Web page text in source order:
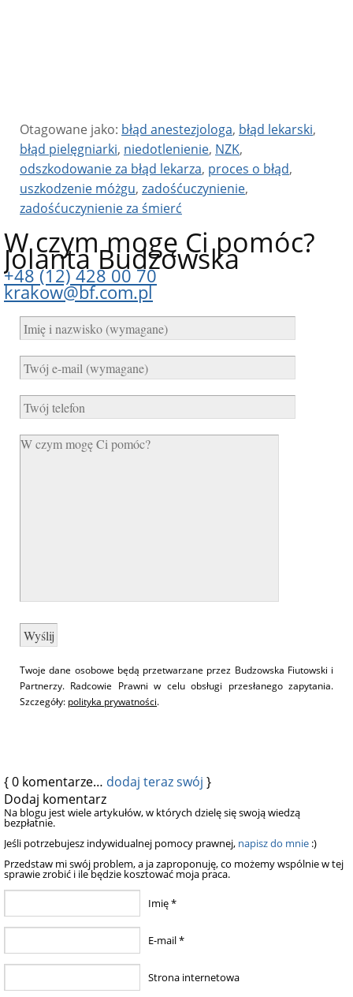
Otagowane jako: błąd anestezjologa, błąd lekarski,
błąd pielęgniarki, niedotlenienie, NZK,
odszkodowanie za błąd lekarza, proces o błąd,
uszkodzenie móżgu, zadośćuczynienie,
zadośćuczynienie za śmierć
W czym mogę Ci pomóc?
Jolanta Budzowska
+48 (12) 428 00 70
krakow@bf.com.pl
Twoje dane osobowe będą przetwarzane przez Budzowska Fiutowski i
Partnerzy. Radcowie Prawni w celu obsługi przesłanego zapytania.
Szczegóły: polityka prywatności.
{0 komentarze… dodaj teraz swój }
Dodaj komentarz
Na blogu jest wiele artykułów, w których dzielę się swoją wiedzą
bezpłatnie.
Jeśli potrzebujesz indywidualnej pomocy prawnej, napisz do mnie :)
Przedstaw mi swój problem, a ja zaproponuję, co możemy wspólnie w tej
sprawie zrobić i ile będzie kosztować moja praca.
Imię*
E-mail*
Strona internetowa